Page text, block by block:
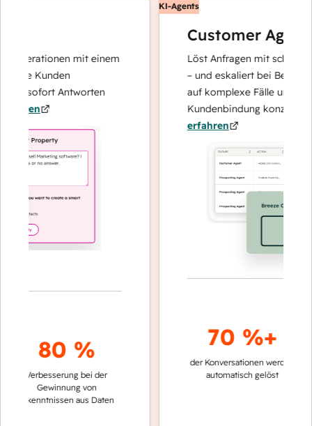
mit einem
Kunden
sofort Antworten
80 %
Verbesserung bei der
Gewinnung von
aus Daten
KI-Agents
Customer Agent
Löst Anfragen mit schnellen,
– und eskaliert bei Bedarf,
auf komplexe Fälle und den
Kundenbindung konzentrieren
erfahren
70 %+
der Konversationen werden
automatisch gelöst